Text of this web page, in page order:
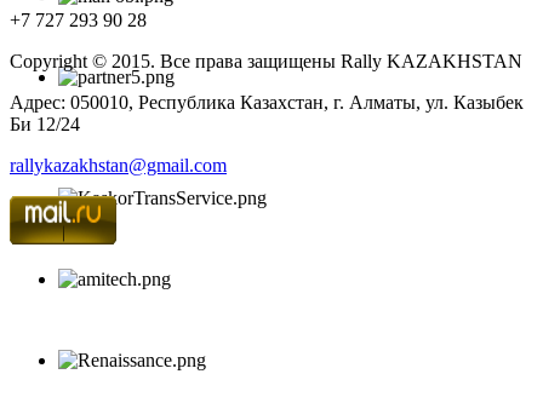
+7 727 293 90 28
Copyright © 2015. Все права защищены Rally KAZAKHSTAN
Адрес: 050010, Республика Казахстан, г. Алматы, ул. Казыбек
Би 12/24
rallykazakhstan@gmail.com